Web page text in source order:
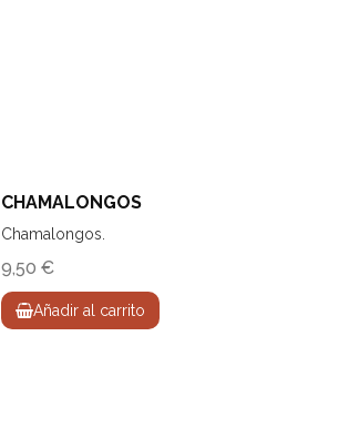
CHAMALONGOS
Chamalongos.
9,50 €
Añadir al carrito